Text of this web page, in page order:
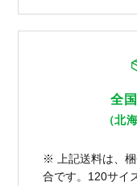
全
（北
※ 上記送料は、
合です。120サイ